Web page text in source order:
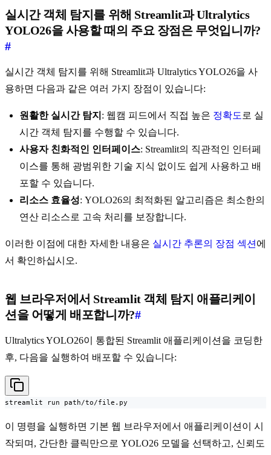
실시간 객체 탐지를 위해 Streamlit과 Ultralytics
YOLO26을 사용할 때의 주요 장점은 무엇입니까?
#
실시간 객체 탐지를 위해 Streamlit과 Ultralytics YOLO26을 사
용하면 다음과 같은 여러 가지 장점이 있습니다:
원활한 실시간 탐지 : 웹캠 피드에서 직접 높은 정확도 로 실
시간 객체 탐지를 수행할 수 있습니다.
사용자 친화적인 인터페이스: Streamlit의 직관적인 인터페
이스를 통해 광범위한 기술 지식 없이도 쉽게 사용하고 배
포할 수 있습니다.
리소스 효율성: YOLO26의 최적화된 알고리즘은 최소한의
연산 리소스로 고속 처리를 보장합니다.
이러한 이점에 대한 자세한 내용은 실시간 추론의 장점 섹션 에
서 확인하십시오.
웹 브라우저에서 Streamlit 객체 탐지 애플리케이
션을 어떻게 배포합니까?#
Ultralytics YOLO26이 통합된 Streamlit 애플리케이션을 코딩한
후, 다음을 실행하여 배포할 수 있습니다:
streamlit run path/to/file.py
이 명령을 실행하면 기본 웹 브라우저에서 애플리케이션이 시
작되며, 간단한 클릭만으로 YOLO26 모델을 선택하고, 신뢰도